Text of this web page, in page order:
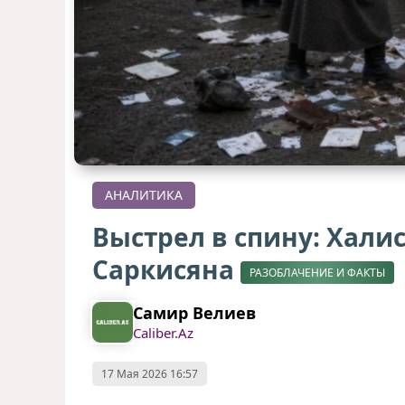
АНАЛИТИКА
Выстрел в спину:
Саркисяна
РАЗОБЛАЧЕНИЕ И ФАКТЫ
Самир Велиев
Caliber.Az
17 Мая 2026 16:57